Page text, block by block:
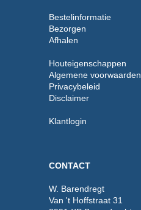
Bestelinformatie
Bezorgen
Afhalen
Houteigenschappen
Algemene voorwaarden
Privacybeleid
Disclaimer
Klantlogin
CONTACT
W. Barendregt
Van 't Hoffstraat 31